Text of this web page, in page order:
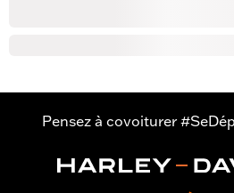
Pensez à covoiturer